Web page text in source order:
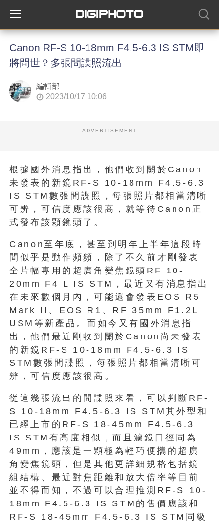
Canon RF-S 10-18mm F4.5-6.3 IS STM即
將問世？多張間諜照流出
編輯部
2023/10/17 10:06
ADVERTISEMENT
根據國外消息指出，他們收到關於Canon
未發表的新鏡RF-S 10-18mm F4.5-6.3
IS STM數張間諜照，每張照片都相當清晰
可辨，可信度應該很高，就等待Canon正
式發布該顆鏡頭了。
Canon至年底，甚至到明年上半年這段時
間似乎是動作頻頻，除了不久前才剛發表
全片幅專用的超廣角變焦鏡頭RF 10-
20mm F4 L IS STM，最近又有消息指出
在未來數個月內，可能還會發表EOS R5
Mark II、EOS R1、RF 35mm F1.2L
USM等新產品。而如今又有國外消息指
出，他們最近剛收到關於Canon尚未發表
的新鏡RF-S 10-18mm F4.5-6.3 IS
STM數張間諜照，每張照片都相當清晰可
辨，可信度應該很高。
從這幾張流出的間諜照來看，可以判斷RF-
S 10-18mm F4.5-6.3 IS STM其外型和
已經上市的RF-S 18-45mm F4.5-6.3
IS STM有高度相似，而且濾鏡口徑同為
49mm，應該是一顆極為輕巧便攜的超廣
角變焦鏡頭，但是其他更詳細規格包括鏡
組結構、最近對焦距離和放大倍率等目前
並不得而知，不過可以合理推測RF-S 10-
18mm F4.5-6.3 IS STM的售價應該和
RF-S 18-45mm F4.5-6.3 IS STM同級